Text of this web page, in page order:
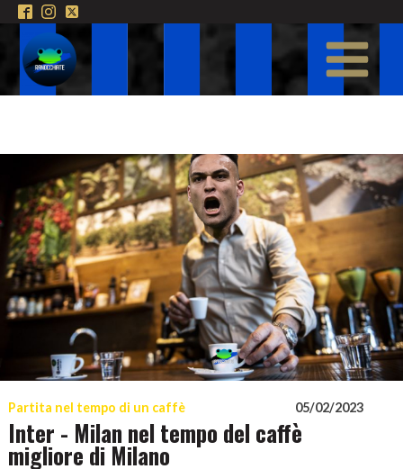
Partita nel tempo di un caffè 05/02/2023
Inter - Milan nel tempo del caffè
migliore di Milano